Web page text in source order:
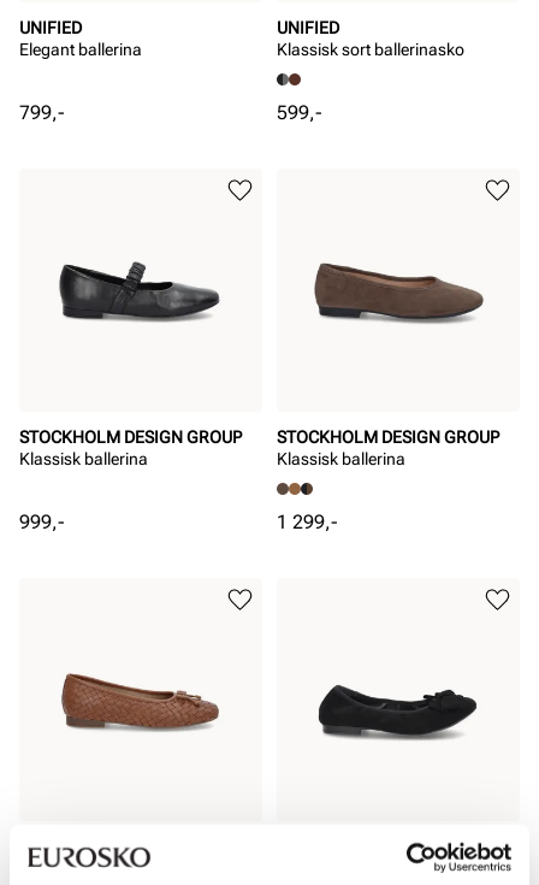
UNIFIED
Elegant ballerina
Pris
799,-
UNIFIED
Klassisk sort ballerinasko
Pris
599,-
STOCKHOLM DESIGN GROUP
Klassisk ballerina
Pris
999,-
STOCKHOLM DESIGN GROUP
Klassisk ballerina
Pris
1 299,-
STOCKHOLM DESIGN GROUP
Interlace ballerina
STOCKHOLM DESIGN GROUP
Ballerina med sløyfe